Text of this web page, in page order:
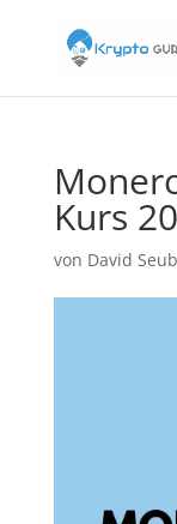
Kurs
von David